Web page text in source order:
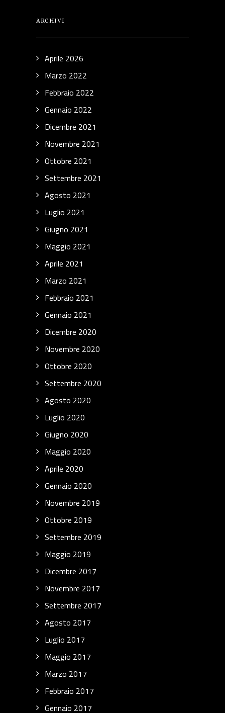
ARCHIVI
Aprile 2026
Marzo 2022
Febbraio 2022
Gennaio 2022
Dicembre 2021
Novembre 2021
Ottobre 2021
Settembre 2021
Agosto 2021
Luglio 2021
Giugno 2021
Maggio 2021
Aprile 2021
Marzo 2021
Febbraio 2021
Gennaio 2021
Dicembre 2020
Novembre 2020
Ottobre 2020
Settembre 2020
Agosto 2020
Luglio 2020
Giugno 2020
Maggio 2020
Aprile 2020
Gennaio 2020
Novembre 2019
Ottobre 2019
Settembre 2019
Maggio 2019
Dicembre 2017
Novembre 2017
Settembre 2017
Agosto 2017
Luglio 2017
Maggio 2017
Marzo 2017
Febbraio 2017
Gennaio 2017